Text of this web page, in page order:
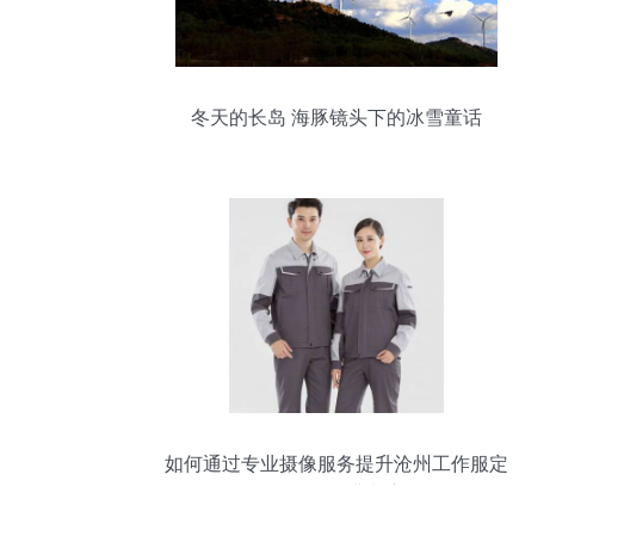
冬天的长岛 海豚镜头下的冰雪童话
如何通过专业摄像服务提升沧州工作服定